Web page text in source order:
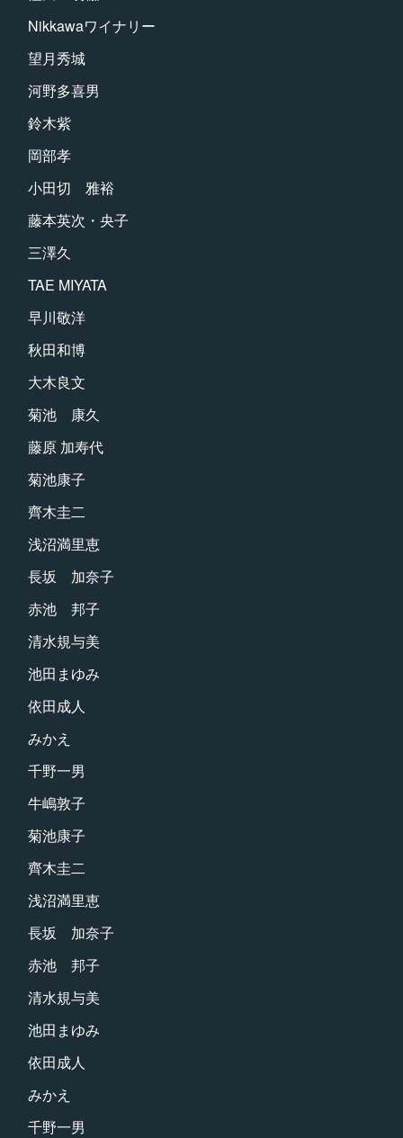
Nikkawaワイナリー
望月秀城
河野多喜男
鈴木紫
岡部孝
小田切 雅裕
藤本英次・央子
三澤久
TAE MIYATA
早川敬洋
秋田和博
大木良文
菊池 康久
藤原 加寿代
菊池康子
齊木圭二
浅沼満里恵
長坂 加奈子
赤池 邦子
清水規与美
池田まゆみ
依田成人
みかえ
千野一男
牛嶋敦子
菊池康子
齊木圭二
浅沼満里恵
長坂 加奈子
赤池 邦子
清水規与美
池田まゆみ
依田成人
みかえ
千野一男